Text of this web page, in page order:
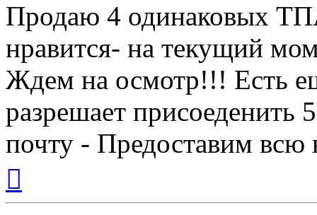
Продаю 4 одинаковых
нравится- на текущий
Ждем на осмотр!!! Есть
разрешает присоеденить
почту - Предоставим
началу